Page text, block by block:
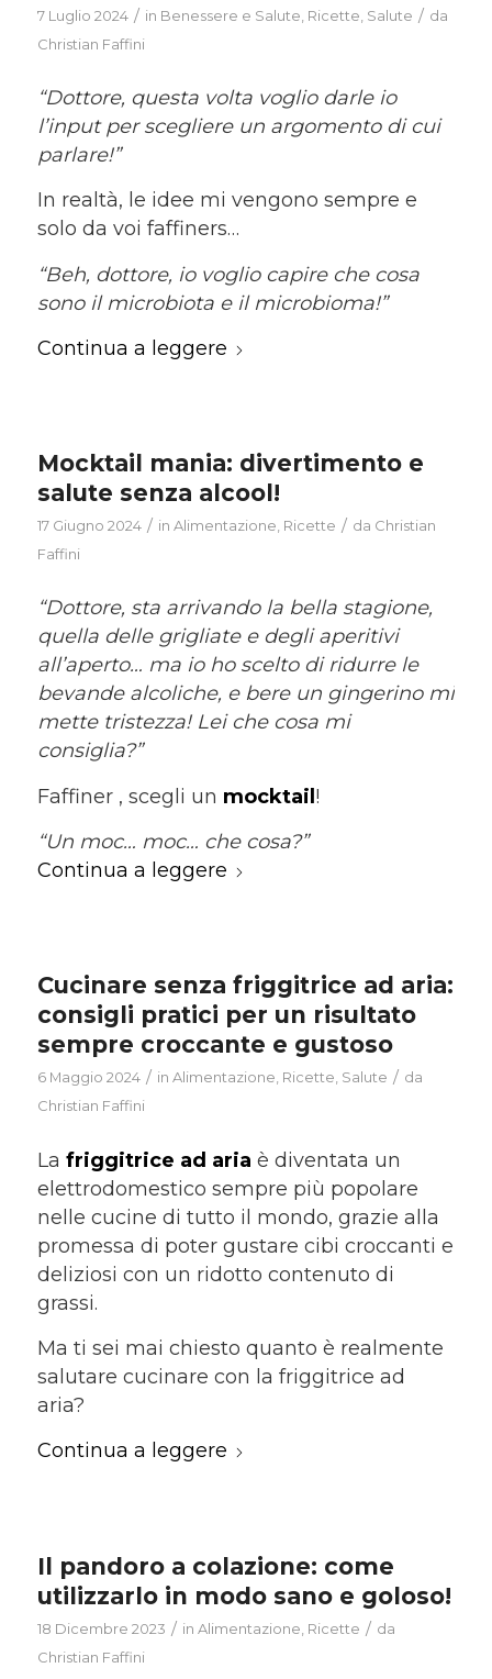
7 Luglio 2024 / in Benessere e Salute Ricette Salute / da
Christian Faffini
“Dottore, questa volta voglio darle io
l’input per scegliere un argomento di cui
parlare!”
In realtà, le idee mi vengono sempre e
solo da voi faffiners…
“Beh, dottore, io voglio capire che cosa
sono il microbiota e il microbioma!”
Continua a leggere
Mocktail mania: divertimento e
salute senza alcool!
17 Giugno 2024 / in Alimentazione Ricette / da Christian
Faffini
“Dottore, sta arrivando la bella stagione,
quella delle grigliate e degli aperitivi
all’aperto… ma io ho scelto di ridurre le
bevande alcoliche, e bere un gingerino mi
mette tristezza! Lei che cosa mi
consiglia?”
Faffiner , scegli un mocktail !
“Un moc… moc… che cosa?”
Continua a leggere
Cucinare senza friggitrice ad aria:
consigli pratici per un risultato
sempre croccante e gustoso
6 Maggio 2024 / in Alimentazione, Ricette, Salute / da
Christian Faffini
La friggitrice ad aria è diventata un
elettrodomestico sempre più popolare
nelle cucine di tutto il mondo, grazie alla
promessa di poter gustare cibi croccanti e
deliziosi con un ridotto contenuto di
grassi.
Ma ti sei mai chiesto quanto è realmente
salutare cucinare con la friggitrice ad
aria?
Continua a leggere
Il pandoro a colazione: come
utilizzarlo in modo sano e goloso!
18 Dicembre 2023 / in Alimentazione Ricette / da
Christian Faffini